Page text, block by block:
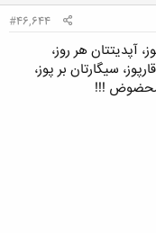
#46,644
آپدیتتان هر روز،
سیگارتان بر پوز،
محضوض !!!